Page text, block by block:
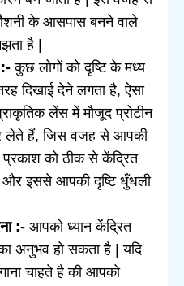
के आसपास बनने वाले
है |
:-कुछ लोगों को दृष्टि के मध्य
दिखाई देने लगता है, ऐसा
लेंस में मौजूद प्रोटीन
लेते हैं, जिस वजह से आपकी
को ठीक से केंद्रित
इससे आपकी दृष्टि धुँधली
:- आपको ध्यान केंद्रित
अनुभव हो सकता है | यदि
चाहते है की आपको